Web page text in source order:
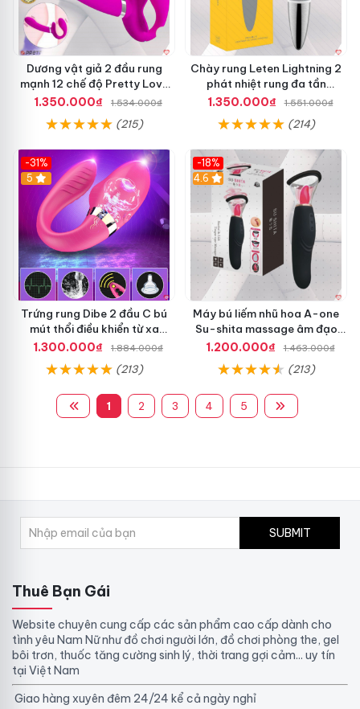
Dương vật giả 2 đầu rung
mạnh 12 chế độ Pretty Love
Valerie mua ngay
1.350.000₫ 1.534.000₫
(215)
Chày rung Leten Lightning 2
phát nhiệt rung đa tần
massage toàn thân kích thích
1.350.000₫ 1.551.000₫
(214)
-31%
5
Trứng rung Dibe 2 đầu C bú
mút thổi điều khiển từ xa
silicon cao cấp kích thích
1.300.000₫ 1.884.000₫
(213)
-18%
4.6
Máy bú liếm nhũ hoa A-one
Su-shita massage âm đạo
rung đa chế độ
1.200.000₫ 1.463.000₫
(213)
1 2 3 4 5
SUBMIT
Thuê Bạn Gái
Website chuyên cung cấp các sản phẩm cao cấp dành cho
tình yêu Nam Nữ như đồ chơi người lớn, đồ chơi phòng the, gel
bôi trơn, thuốc tăng cường sinh lý, thời trang gợi cảm... uy tín
tại Việt Nam
Giao hàng xuyên đêm 24/24 kể cả ngày nghỉ